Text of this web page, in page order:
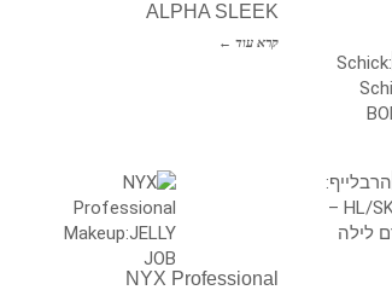
ALPHA SLEEK
קרא עוד ←
NYX Professional